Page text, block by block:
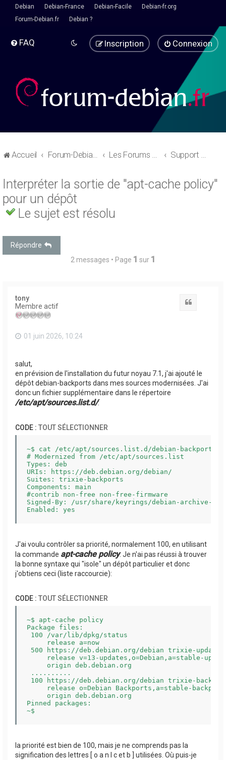
Debian Debian-France Debian-Facile
Debian-fr.org
Forum-Debian.fr
Debian ?
FAQ Connexion
Inscription
Accueil Forum-Debian.fr Les Forums d'aide Support Debian
Interpréter la sortie de "apt-cache policy"
pour un dépôt
Le sujet est résolu
Répondre
2 messages • Page 1 sur 1
tony
Membre actif
01 juin 2026, 10:24
salut,
en prévision de l'installation du futur noyau 7.1, j'ai ajouté le
dépôt debian-backports dans mes sources modernisées. J'ai
donc un fichier supplémentaire dans le répertoire
/etc/apt/sources.list.d/:
CODE : TOUT SÉLECTIONNER
~$ cat /etc/apt/sources.list.d/debian-
# Modernized from /etc/apt/sources.list
Types: deb
URIs: https://deb.debian.org/debian/
Suites: trixie-backports
Components: main
#contrib non-free non-free-firmware
Signed-By: /usr/share/keyrings/debian-archive-
J'ai voulu contrôler sa priorité, normalement 100, en utilisant
la commande apt-cache policy. Je n'ai pas réussi à trouver
la bonne syntaxe qui "isole" un dépôt particulier et donc
j'obtiens ceci (liste raccourcie):
CODE : TOUT SÉLECTIONNER
~$ apt-cache policy
Package files:
100 /var/lib/dpkg/status
     release a=now
500 https://deb.debian.org/debian trixie-updates/
release v=13-updates,o=Debian,a=stable-
     origin deb.debian.org
..........
100 https://deb.debian.org/debian trixie-
release o=Debian Backports,a=stable-
     origin deb.debian.org
Pinned packages:
la priorité est bien de 100, mais je ne comprends pas la
signification des lettres [ o a n l c et b ] utilisées. Où puis-je